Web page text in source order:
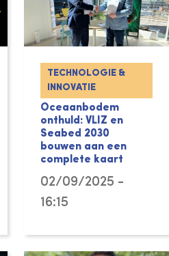
TECHNOLOGIE &
INNOVATIE
Oceaanbodem
onthuld: VLIZ en
Seabed 2030
bouwen aan een
complete kaart
02/09/2025 -
16:15